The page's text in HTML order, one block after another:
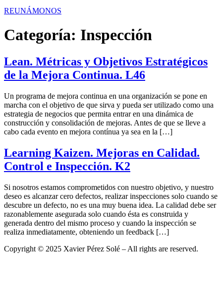
REUNÁMONOS
Categoría: Inspección
Lean. Métricas y Objetivos Estratégicos
de la Mejora Continua. L46
Un programa de mejora continua en una organización se pone en
marcha con el objetivo de que sirva y pueda ser utilizado como una
estrategia de negocios que permita entrar en una dinámica de
construcción y consolidación de mejoras. Antes de que se lleve a
cabo cada evento en mejora contínua ya sea en la […]
Learning Kaizen. Mejoras en Calidad.
Control e Inspección. K2
Si nosotros estamos comprometidos con nuestro objetivo, y nuestro
deseo es alcanzar cero defectos, realizar inspecciones solo cuando se
descubre un defecto, no es una muy buena idea. La calidad debe ser
razonablemente asegurada solo cuando ésta es construida y
generada dentro del mismo proceso y cuando la inspección se
realiza inmediatamente, obteniendo un feedback […]
Copyright © 2025 Xavier Pérez Solé – All rights are reserved.